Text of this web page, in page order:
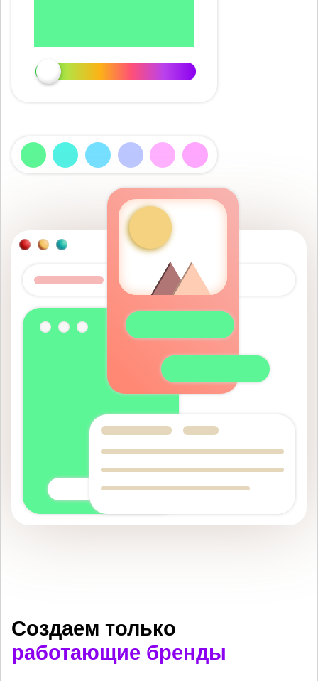
Создаем только
работающие бренды